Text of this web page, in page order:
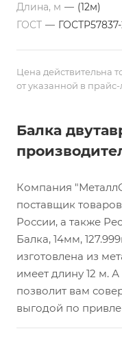
Длина, м — (12м)
ГОСТ — ГОСТР57837-
Цена действительна
от указанной в прайс-
Балка
Компания
поставщик
России, а также
Балка, 14мм,
изготовлена из
имеет длину 12 м.
позволит вам
выгодой по